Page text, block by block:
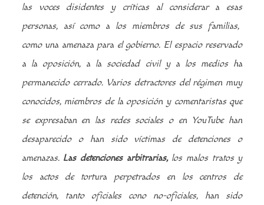
las voces disidentes y críticas al considerar a esas
personas, así como a los miembros de sus familias,
como una amenaza para el gobierno. El espacio reservado
a la oposición, a la sociedad civil y a los medios ha
permanecido cerrado. Varios detractores del régimen muy
conocidos, miembros de la oposición y comentaristas que
se expresaban en las redes sociales o en YouTube han
desaparecido o han sido víctimas de detenciones o
amenazas. Las detenciones arbitrarias,los malos tratos y
los actos de tortura perpetrados en los centros de
detención, tanto oficiales cono no-oficiales, han sido